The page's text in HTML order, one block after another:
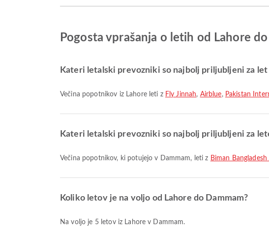
Pogosta vprašanja o letih od Lahore
Kateri letalski prevozniki so najbolj priljubljeni za let
Večina popotnikov iz Lahore leti z Fly Jinnah, Airblue, Pakistan
Kateri letalski prevozniki so najbolj priljubljeni za
Večina popotnikov, ki potujejo v Dammam, leti z Biman Bangladesh
Koliko letov je na voljo od Lahore do Dammam?
Na voljo je 5 letov iz Lahore v Dammam.